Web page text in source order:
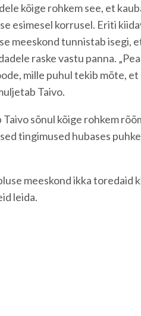
kõige rohkem see, et
esimesel korrusel. Eriti
meeskond tunnistab isegi,
raske vastu panna.
mille puhul tekib mõte,
Taivo.
sõnul kõige rohkem
tingimused hubases
meeskond ikka toredaid
leida.